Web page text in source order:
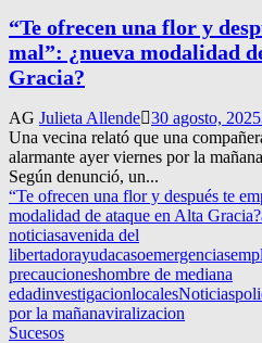
“Te ofrecen una flor y
mal”: ¿nueva modalidad
Gracia?
AG Julieta Allende 30 agosto, 2025
Una vecina relató que una
alarmante ayer viernes por la
Según denunció, un...
“Te ofrecen una flor y después te
modalidad de ataque en Alta Gracia?
noticiasavenida del
libertadorayudacasoemergencias
precaucioneshombre de mediana
edadinvestigacionlocalesNoticias
por la mañanaviralizacion
Sucesos